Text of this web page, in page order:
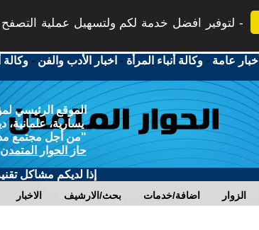
لتوفير افضل خدمة لكم ولتسهيل عملية
أخبار عامة -وكالة أنباء المرأة - اخبار الأدب والفن -وكالة
الموقع الرئيسي
يسارية، علمانية،
"من أجل مجتمع
حاز الحوار
إذا لديكم مشاكل
الاخبار بحث/الارشيف اضافة/خدمات الزوار